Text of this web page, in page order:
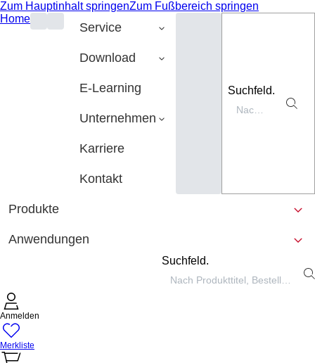
Zum Hauptinhalt springenZum Fußbereich springen
Home
Service
Download
E-Learning
Unternehmen
Karriere
Kontakt
Suchfeld.
Produkte
Anwendungen
Suchfeld.
Anmelden
Merkliste